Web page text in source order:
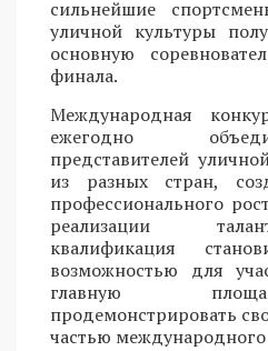
сильнейшие
уличной культуры
основную
финала.
Международная
ежегодно
представителей
из разных стран,
профессионального
реализации
квалификация
возможностью для
главную
продемонстрировать
частью международного